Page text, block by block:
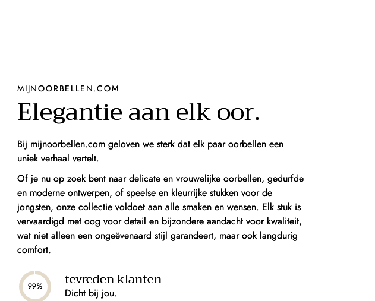
MIJNOORBELLEN.COM
Elegantie aan elk oor.
Bij mijnoorbellen.com geloven we sterk dat elk paar oorbellen een
uniek verhaal vertelt.
Of je nu op zoek bent naar delicate en vrouwelijke oorbellen, gedurfde
en moderne ontwerpen, of speelse en kleurrijke stukken voor de
jongsten, onze collectie voldoet aan alle smaken en wensen. Elk stuk is
vervaardigd met oog voor detail en bijzondere aandacht voor kwaliteit,
wat niet alleen een ongeëvenaard stijl garandeert, maar ook langdurig
comfort.
99% tevreden klanten
Dicht bij jou.